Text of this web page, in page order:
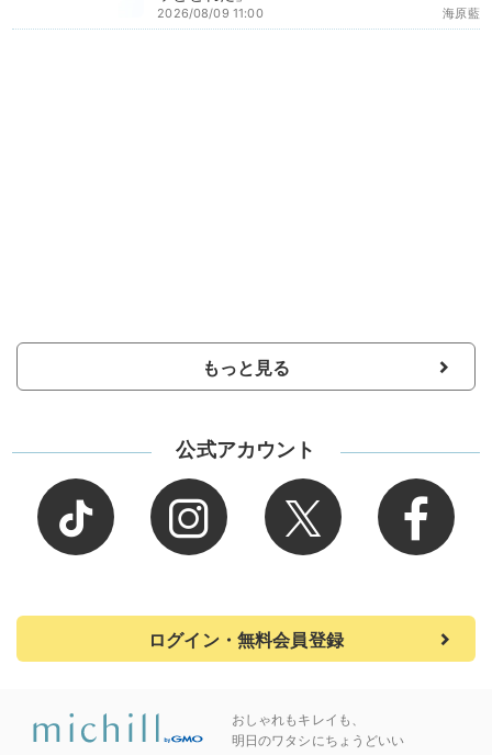
海原藍
2026/08/09 11:00
もっと見る
公式アカウント
ログイン・無料会員登録
おしゃれもキレイも、
明日のワタシにちょうどいい